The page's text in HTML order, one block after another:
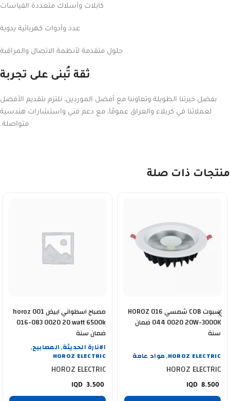
كابلات وأسلاك متعددة القياسات
عدد وأدوات كهربائية يدوية
حلول متقدمة لأنظمة الاتصال والمراقبة
ثقة تُبنى على تجربة
بفضل خبرتنا الطويلة وتعاوننا مع أفضل الموردين، نلتزم بتقديم الأفضل
لعملائنا في كربلاء والعراق عمومًا، مع دعم فني واستشارات هندسية
متواصلة.
منتجات ذات صلة
سبوت COB شمسي HOROZ 016
044 0020 20W-3000K ضمان
سنة
HOROZ ELECTRIC
, مواد عامة
HOROZ ELECTRIC
8.500
مصباح اسطواني ابيض horoz 001
016-083 0020 20 watt 6500k
ضمان سنة
الانارة الحديثة, المصابيح,
HOROZ ELECTRIC
HOROZ ELECTRIC
3.500